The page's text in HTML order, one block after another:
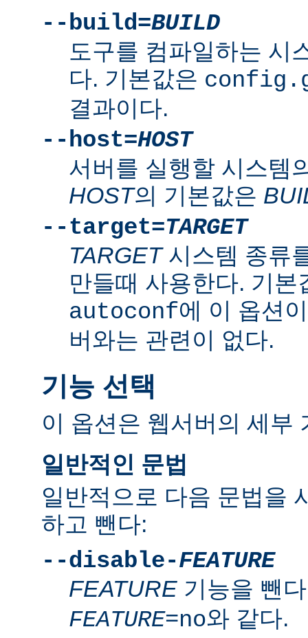
--build=BUILD
도구를 컴파일하는 시
다. 기본값은
결과이다.
--host=HOST
서버를 실행할 시스템
HOST의 기본값은
--target=TARGET
TARGET시스템 종류
만들때 사용한다. 기
autoconf에 이 옵션
버와는 관련이 없다.
기능 선택
이 옵션은 웹서버의 세부
일반적인 문법
일반적으로 다음 문법을
하고 뺀다:
--disable-FEATURE
FEATURE 기능을 뺀
FEATURE=no와 같다.